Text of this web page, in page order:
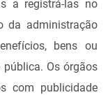
a registrá-las no
da administração
bens ou
Os órgãos
com publicidade